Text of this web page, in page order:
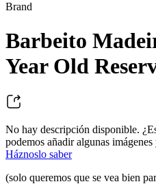
Brand
Barbeito
Year Old
No hay descripción disponible.
podemos añadir algunas
Háznoslo saber
(solo queremos que se vea bien